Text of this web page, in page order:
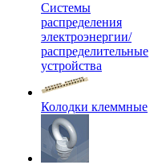
Системы
распределения
электроэнергии/
распределительные
устройства
Колодки клеммные